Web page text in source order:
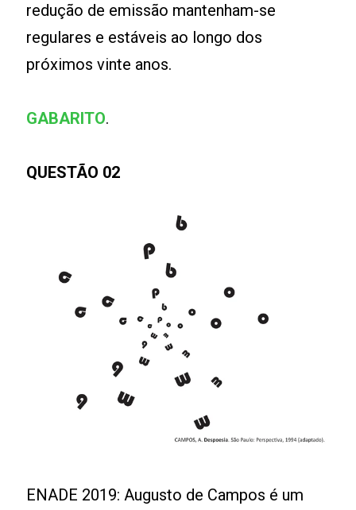
redução de emissão mantenham-se
regulares e estáveis ao longo dos
próximos vinte anos.
GABARITO.
QUESTÃO 02
ENADE 2019: Augusto de Campos é um